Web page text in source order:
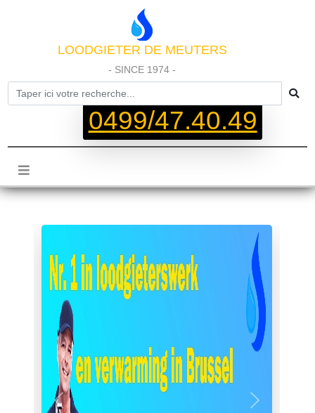
LOODGIETER DE MEUTERS
- SINCE 1974 -
0499/47.40.49
Précédent Suivant